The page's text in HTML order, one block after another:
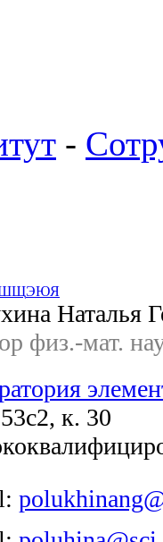
-
ЩЭЮЯ
Наталья
физ.-мат.
к. 30